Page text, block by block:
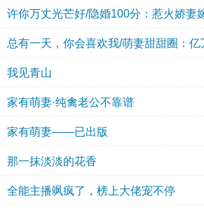
许你万丈光芒好/隐婚100分：惹火娇妻
总有一天，你会喜欢我/萌妻甜甜圈：
宝：这个总裁，我要了！
我见青山
家有萌妻·纯禽老公不靠谱
家有萌妻——已出版
那一抹淡淡的花香
全能主播飒疯了，榜上大佬宠不停